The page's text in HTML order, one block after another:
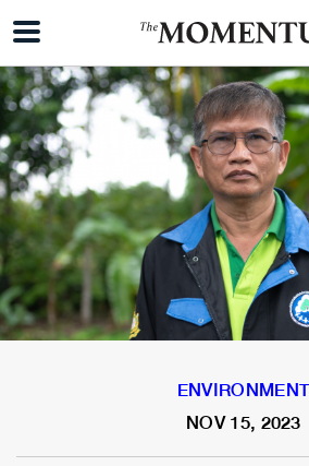
ENVIRONMENT
NOV 15, 2023